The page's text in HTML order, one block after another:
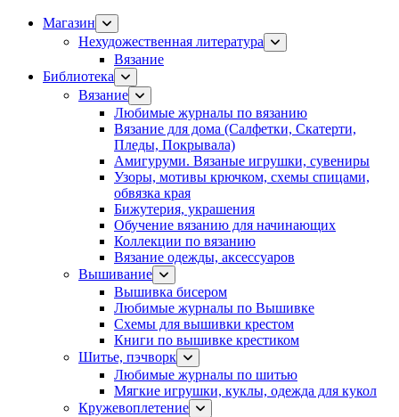
Магазин
Нехудожественная литература
Вязание
Библиотека
Вязание
Любимые журналы по вязанию
Вязание для дома (Салфетки, Скатерти,
Пледы, Покрывала)
Амигуруми. Вязаные игрушки, сувениры
Узоры, мотивы крючком, схемы спицами,
обвязка края
Бижутерия, украшения
Обучение вязанию для начинающих
Коллекции по вязанию
Вязание одежды, аксессуаров
Вышивание
Вышивка бисером
Любимые журналы по Вышивке
Схемы для вышивки крестом
Книги по вышивке крестиком
Шитье, пэчворк
Любимые журналы по шитью
Мягкие игрушки, куклы, одежда для кукол
Кружевоплетение